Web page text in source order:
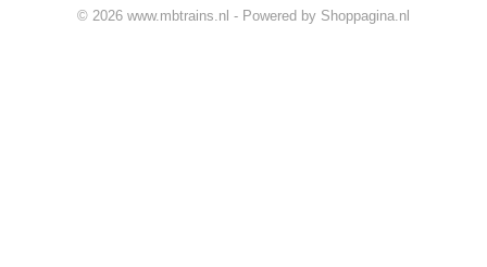
© 2026 www.mbtrains.nl - Powered by Shoppagina.nl